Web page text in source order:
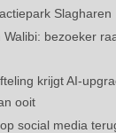
Slagharen
bezoeker
krijgt AI-
ooit
social media